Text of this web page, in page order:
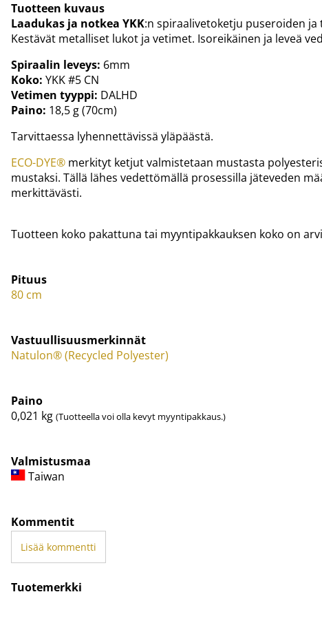
Tuotteen kuvaus
Laadukas ja notkea YKK:n spiraalivetoketju puseroiden ja
Kestävät metalliset lukot ja vetimet. Isoreikäinen ja leveä
Spiraalin leveys: 6mm
Koko: YKK #5 CN
Vetimen tyyppi: DALHD
Paino: 18,5 g (70cm)
Tarvittaessa lyhennettävissä yläpäästä.
ECO-DYE® merkityt ketjut valmistetaan mustasta
mustaksi. Tällä lähes vedettömällä prosessilla jäteveden
merkittävästi.
Tuotteen koko pakattuna tai myyntipakkauksen koko on
Pituus
80 cm
Vastuullisuusmerkinnät
Natulon® (Recycled Polyester)
Paino
0,021 kg (Tuotteella voi olla kevyt myyntipakkaus.)
Valmistusmaa
Taiwan
Kommentit
Lisää kommentti
Tuotemerkki